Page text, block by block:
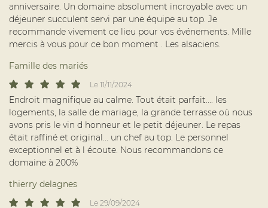
En cochant cette case, vous consentez à recevoir nos propositions
commerciales à l'adresse email indiqué ci-dessus. Vous pouvez vous désinscrire
le formulaire de désinscription
anniversaire. Un domaine absolument incroyable avec un
déjeuner succulent servi par une équipe au top. Je
recommande vivement ce lieu pour vos événements. Mille
mercis à vous pour ce bon moment . Les alsaciens.
Famille des mariés
Le 11/11/2024
Endroit magnifique au calme. Tout était parfait.... les
logements, la salle de mariage, la grande terrasse où nous
avons pris le vin d honneur et le petit déjeuner. Le repas
était raffiné et original... un chef au top. Le personnel
exceptionnel et à l écoute. Nous recommandons ce
domaine à 200%
thierry delagnes
Le 29/09/2024